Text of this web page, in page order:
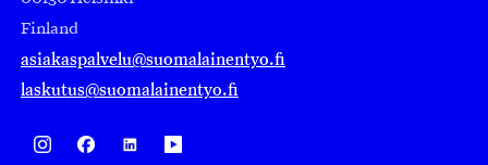
Finland
asiakaspalvelu@suomalainentyo.fi
laskutus@suomalainentyo.fi